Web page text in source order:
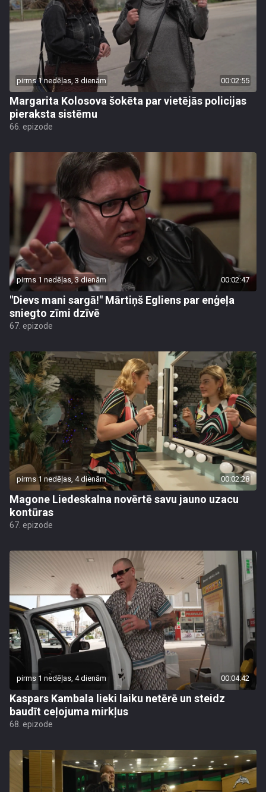
pirms 1 nedēļas, 3 dienām 00:02:55
Margarita Kolosova šokēta par vietējās policijas
pieraksta sistēmu
66. epizode
pirms 1 nedēļas, 3 dienām 00:02:47
"Dievs mani sargā!" Mārtiņš Egliens par enģeļa
sniegto zīmi dzīvē
67. epizode
pirms 1 nedēļas, 4 dienām 00:02:28
Magone Liedeskalna novērtē savu jauno uzacu
kontūras
67. epizode
pirms 1 nedēļas, 4 dienām 00:04:42
Kaspars Kambala lieki laiku netērē un steidz
baudīt ceļojuma mirkļus
68. epizode